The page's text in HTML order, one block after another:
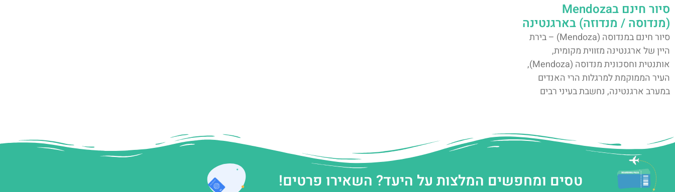
סיור חינם בMendoza
(מנדוסה / מנדוזה) בארגנטינה
סיור חינם במנדוסה (Mendoza) – בירת
היין של ארגנטינה מזווית מקומית,
אותנטית וחסכונית מנדוסה (Mendoza),
העיר הממוקמת למרגלות הרי האנדים
במערב ארגנטינה, נחשבת בעיני רבים
טסים ומחפשים המלצות על היעד? השאירו פרטים!